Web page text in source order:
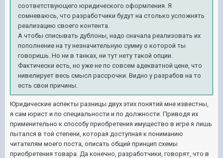
соответствующего юридического оформления. Я
сомневаюсь, что разработчики будут на столько усложнять
реализацию своего контента.
А чтобы списывать дублоны, надо сначала реализовать их
пополнение на ту незначительную сумму о которой ты
говоришь. Но ни в танках, ни тут нету такой опции.
Фактически есть, но уже не по совсем адекватной цене, что
нивелирует весь смысл рассрочки. Видно у разрабов на то
есть свои причины.
Юридические аспекты разницы двух этих понятий мне известны,
я сам юрист и по специальности и по должности. Приводя их
применительно к способу приобретения имущество в игре я лишь
пытался в той степени, которая доступная к пониманию
читателям моего поста, описать общий принцип схемы
приобретения товара. Да конечно, разработчики, говорят, что в